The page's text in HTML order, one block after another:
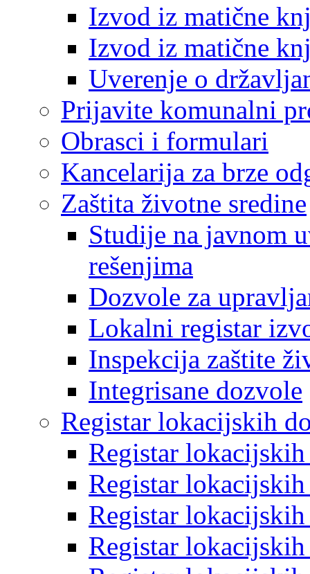
Izvod iz matične
Izvod iz matične
Uverenje o
Prijavite komunalni
Obrasci i formulari
Kancelarija za brze
Zaštita životne sredine
Studije na javnom
rešenjima
Dozvole za
Lokalni registar
Inspekcija zaštite
Integrisane dozvole
Registar lokacijskih
Registar
Registar
Registar
Registar